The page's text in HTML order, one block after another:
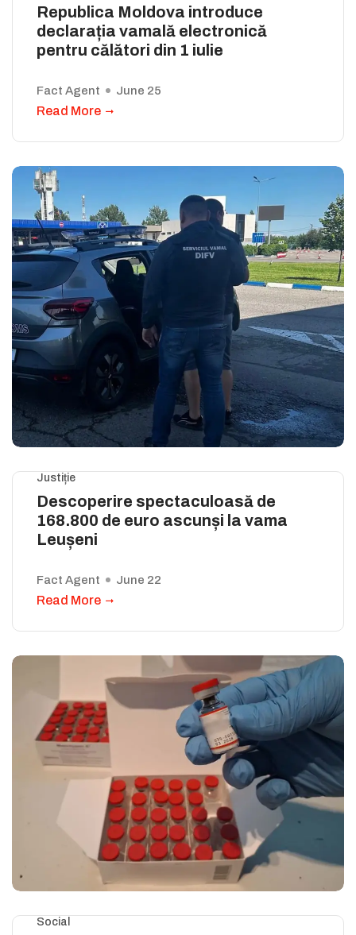
Republica Moldova introduce
declarația vamală electronică
pentru călători din 1 iulie
Fact Agent June 25
Read More
Justiție
Descoperire spectaculoasă de
168.800 de euro ascunși la vama
Leușeni
Fact Agent June 22
Read More
Social